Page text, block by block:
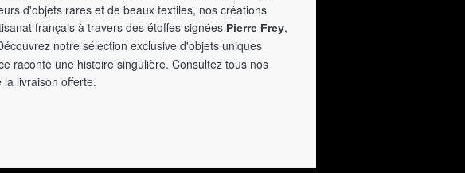
d'objets rares et de beaux textiles, nos créations
français à travers des étoffes signées Pierre Frey,
notre sélection exclusive d'objets uniques
raconte une histoire singulière. Consultez tous nos
livraison offerte.